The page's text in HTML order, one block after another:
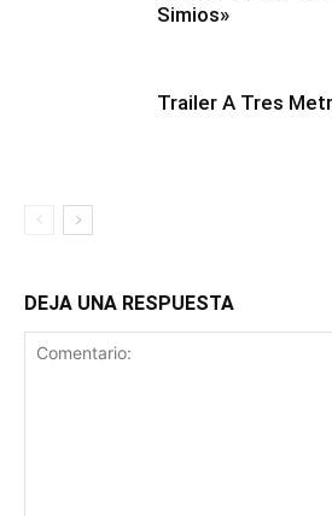
Simios»
Trailer A Tres
DEJA UNA RESPUESTA